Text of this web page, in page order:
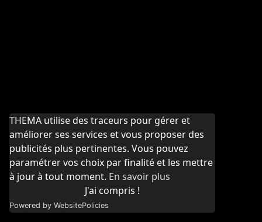
THEMA utilise des traceurs pour gérer et
améliorer ses services et vous proposer des
publicités plus pertinentes. Vous pouvez
paramétrer vos choix par finalité et les mettre
à jour à tout moment. En savoir plus
J'ai compris !
Powered by WebsitePolicies